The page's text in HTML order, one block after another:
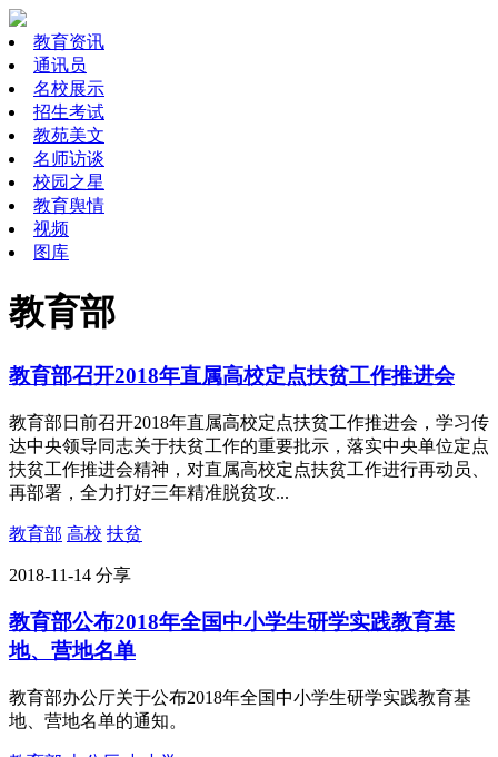
教育资讯
通讯员
名校展示
招生考试
教苑美文
名师访谈
校园之星
教育舆情
视频
图库
教育部
教育部召开2018年直属高校定点扶贫工作推进会
教育部日前召开2018年直属高校定点扶贫工作推进会，学习传
达中央领导同志关于扶贫工作的重要批示，落实中央单位定点
扶贫工作推进会精神，对直属高校定点扶贫工作进行再动员、
再部署，全力打好三年精准脱贫攻...
教育部 高校 扶贫
2018-11-14 分享
教育部公布2018年全国中小学生研学实践教育基
地、营地名单
教育部办公厅关于公布2018年全国中小学生研学实践教育基
地、营地名单的通知。